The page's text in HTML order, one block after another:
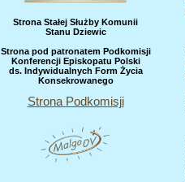
Strona Stałej Służby Komunii
Stanu Dziewic
Strona pod patronatem Podkomisji
Konferencji Episkopatu Polski
ds. Indywidualnych Form Życia
Konsekrowanego
Strona Podkomisji